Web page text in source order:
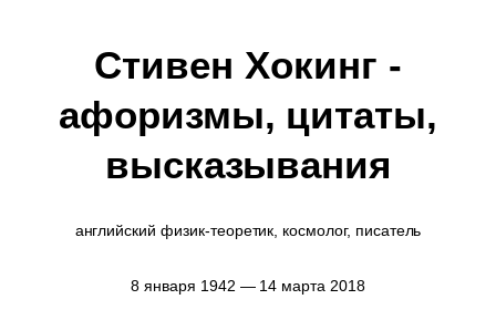
Стивен Хокинг -
афоризмы, цитаты,
высказывания
английский физик-теоретик, космолог, писатель
8 января 1942 — 14 марта 2018